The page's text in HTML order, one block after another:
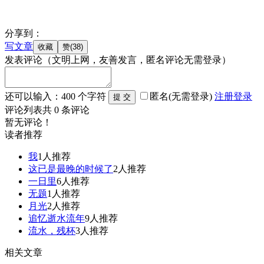
分享到：
写文章
发表评论 （文明上网，友善发言，匿名评论无需登录）
还可以输入： 400 个字符 匿名(无需登录) 注册登录
评论列表共 0 条评论
暂无评论！
读者推荐
我1人推荐
这已是最晚的时候了2人推荐
一日里6人推荐
无题1人推荐
月光2人推荐
追忆逝水流年9人推荐
流水，残杯3人推荐
相关文章